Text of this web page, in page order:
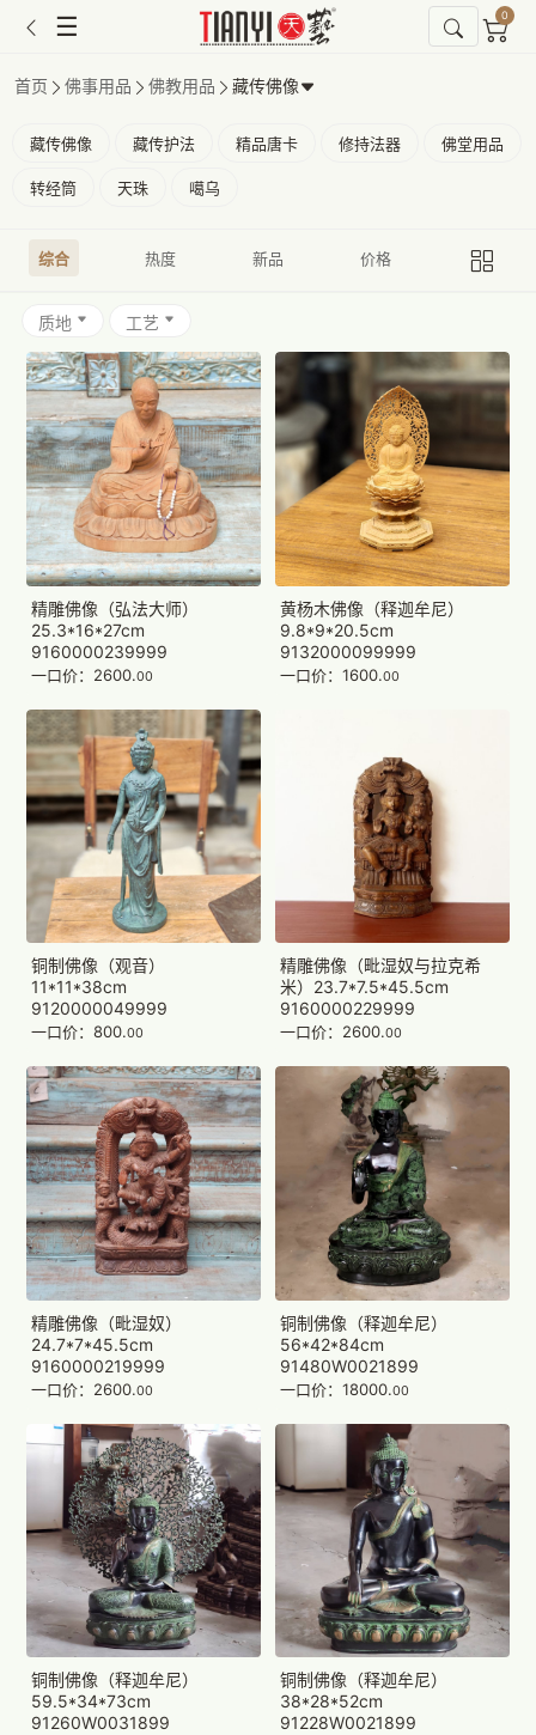
☰ 0
首页 佛事用品 佛教用品 藏传佛像
藏传佛像 藏传护法 精品唐卡 修持法器 佛堂用品
转经筒 天珠 噶乌
综合 热度 新品 价格
质地 工艺
精雕佛像（弘法大师）
25.3*16*27cm
9160000239999
一口价：2600.00
黄杨木佛像（释迦牟尼）
9.8*9*20.5cm
9132000099999
一口价：1600.00
铜制佛像（观音）
11*11*38cm
9120000049999
一口价：800.00
精雕佛像（毗湿奴与拉克希
米）23.7*7.5*45.5cm
9160000229999
一口价：2600.00
精雕佛像（毗湿奴）
24.7*7*45.5cm
9160000219999
一口价：2600.00
铜制佛像（释迦牟尼）
56*42*84cm
91480W0021899
一口价：18000.00
铜制佛像（释迦牟尼）
59.5*34*73cm
91260W0031899
铜制佛像（释迦牟尼）
38*28*52cm
91228W0021899